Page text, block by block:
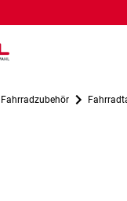
Fahrradzubehör